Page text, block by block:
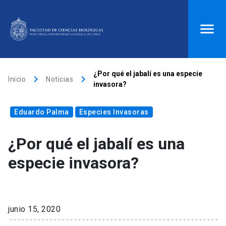
Donaciones
Mi portal UC launch Correo launch
Inicio
keyboard_arrow_down
Inicio keyboard_arrow_right Noticias keyboard_arrow_right
¿Por qué el jabalí es una especie
invasora?
Eduardo Palma Especies Invasoras
¿Por qué el jabalí es una
especie invasora?
junio 15, 2020